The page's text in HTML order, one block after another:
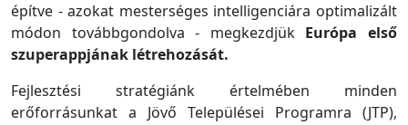
építve - azokat mesterséges intelligenciára optimalizált
módon továbbgondolva - megkezdjük Európa első
szuperappjának létrehozását.
Fejlesztési stratégiánk értelmében minden
erőforrásunkat a Jövő Települései Programra (JTP),